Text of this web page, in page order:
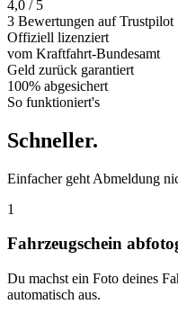
4,0 / 5
3 Bewertungen auf Trustpilot
Offiziell lizenziert
vom Kraftfahrt-Bundesamt
Geld zurück garantiert
100% abgesichert
So funktioniert's
Schneller.
Einfacher geht Abmeldung
1
Fahrzeugschein
Du machst ein Foto deines
automatisch aus.